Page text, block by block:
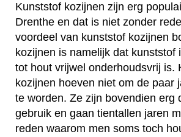
Kunststof kozijnen zijn erg
Drenthe en dat is niet zonder
voordeel van kunststof kozijnen
kozijnen is namelijk dat kunststof
tot hout vrijwel onderhoudsvrij is.
kozijnen hoeven niet om de paar
te worden. Ze zijn bovendien erg
gebruik en gaan tientallen jaren
reden waarom men soms toch